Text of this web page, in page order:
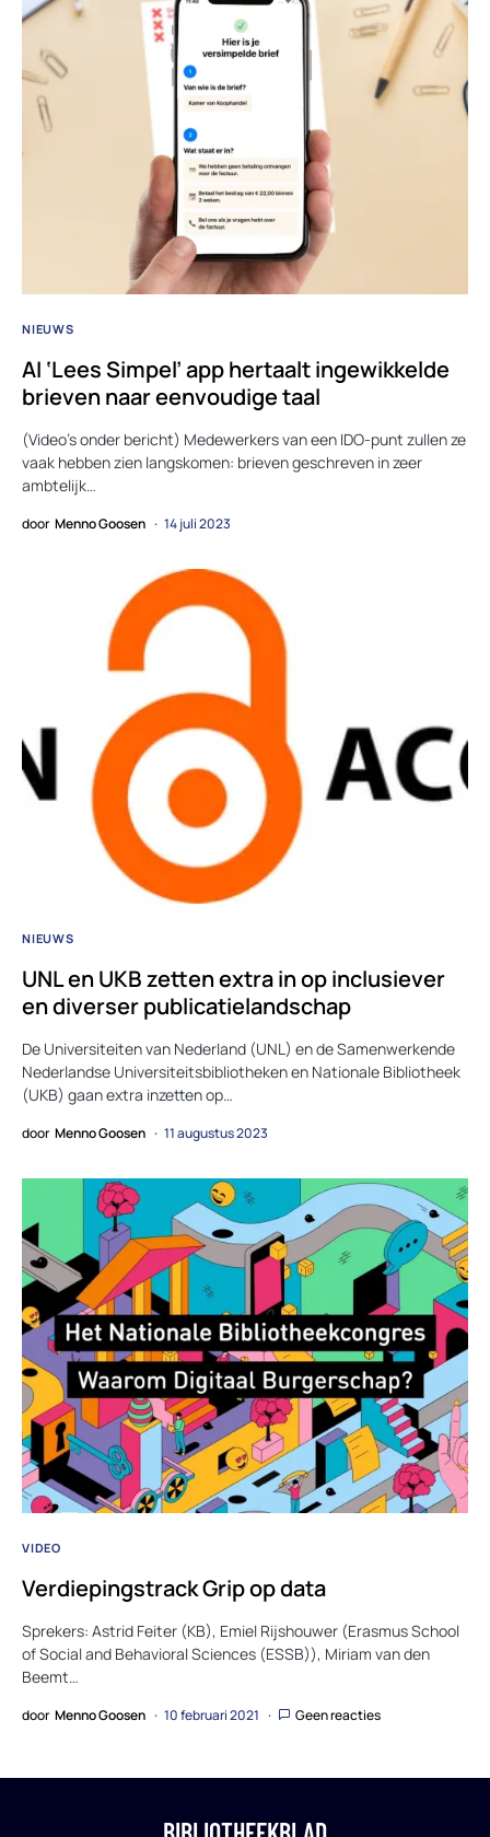
NIEUWS
AI ‘Lees Simpel’ app hertaalt ingewikkelde
brieven naar eenvoudige taal
(Video’s onder bericht) Medewerkers van een IDO-punt zullen ze
vaak hebben zien langskomen: brieven geschreven in zeer
ambtelijk…
door Menno Goosen 14 juli 2023
NIEUWS
UNL en UKB zetten extra in op inclusiever
en diverser publicatielandschap
De Universiteiten van Nederland (UNL) en de Samenwerkende
Nederlandse Universiteitsbibliotheken en Nationale Bibliotheek
(UKB) gaan extra inzetten op…
door Menno Goosen 11 augustus 2023
VIDEO
Verdiepingstrack Grip op data
Sprekers: Astrid Feiter (KB), Emiel Rijshouwer (Erasmus School
of Social and Behavioral Sciences (ESSB)), Miriam van den
Beemt…
door Menno Goosen 10 februari 2021 Geen reacties